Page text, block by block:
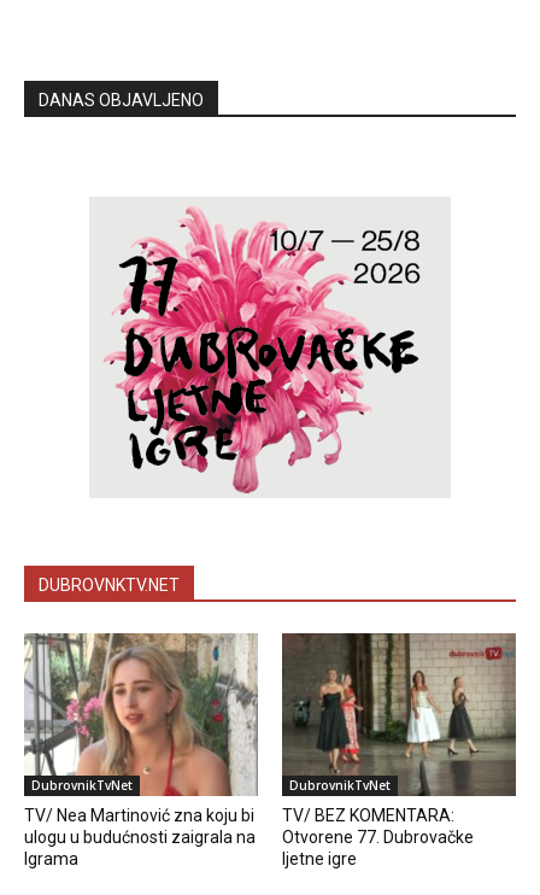
DANAS OBJAVLJENO
DUBROVNKTV.NET
DubrovnikTvNet
TV/ Nea Martinović zna koju bi
ulogu u budućnosti zaigrala na
Igrama
DubrovnikTvNet
TV/ BEZ KOMENTARA:
Otvorene 77. Dubrovačke
ljetne igre